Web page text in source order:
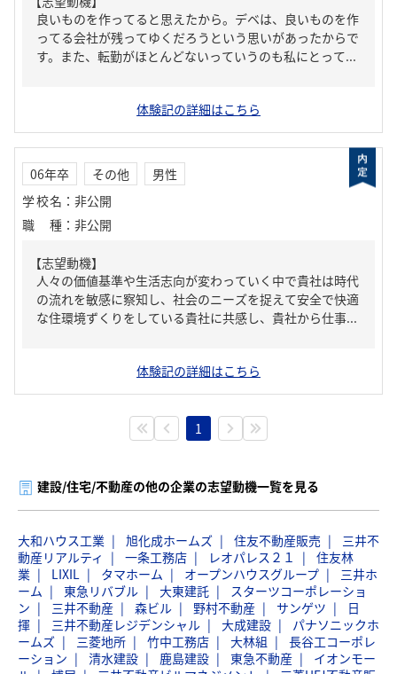
良いものを作ってると思えたから。デベは、良いものを作
ってる会社が残ってゆくだろうという思いがあったからで
す。また、転勤がほとんどないっていうのも私にとって...
体験記の詳細はこちら
06年卒 その他
男性
学校名 ： 非公開
職種 ： 非公開
【志望動機】
人々の価値基準や生活志向が変わっていく中で貴社は時代
の流れを敏感に察知し、社会のニーズを捉えて安全で快適
な住環境ずくりをしている貴社に共感し、貴社から仕事...
体験記の詳細はこちら
1
建設/住宅/不動産の他の企業の志望動機一覧を見る
大和ハウス工業 旭化成ホームズ 住友不動産販売
三井不
動産リアルティ
一条工務店 レオパレス２１
住友林
業
LIXIL タマホーム オープンハウスグループ
三井ホ
ーム
東急リバブル 大東建託
スターツコーポレーショ
ン
三井不動産 森ビル 野村不動産 サンゲツ
日
揮
三井不動産レジデンシャル 大成建設
パナソニックホ
ームズ
三菱地所 竹中工務店 大林組
長谷工コーポレ
ーション
清水建設 鹿島建設 東急不動産
イオンモー